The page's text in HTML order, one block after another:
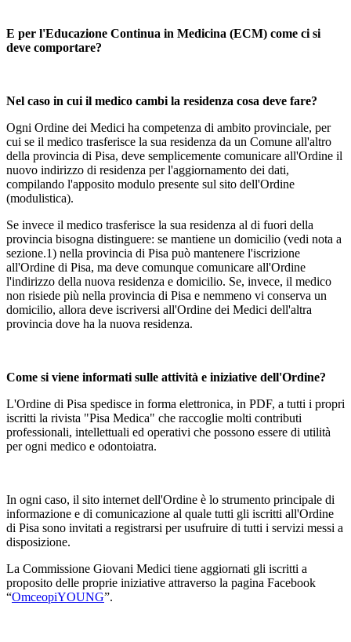
E per l'Educazione Continua in Medicina (ECM) come ci si
deve comportare?
Nel caso in cui il medico cambi la residenza cosa deve fare?
Ogni Ordine dei Medici ha competenza di ambito provinciale, per
cui se il medico trasferisce la sua residenza da un Comune all'altro
della provincia di Pisa, deve semplicemente comunicare all'Ordine il
nuovo indirizzo di residenza per l'aggiornamento dei dati,
compilando l'apposito modulo presente sul sito dell'Ordine
(modulistica).
Se invece il medico trasferisce la sua residenza al di fuori della
provincia bisogna distinguere: se mantiene un domicilio (vedi nota a
sezione.1) nella provincia di Pisa può mantenere l'iscrizione
all'Ordine di Pisa, ma deve comunque comunicare all'Ordine
l'indirizzo della nuova residenza e domicilio. Se, invece, il medico
non risiede più nella provincia di Pisa e nemmeno vi conserva un
domicilio, allora deve iscriversi all'Ordine dei Medici dell'altra
provincia dove ha la nuova residenza.
Come si viene informati sulle attività e iniziative dell'Ordine?
L'Ordine di Pisa spedisce in forma elettronica, in PDF, a tutti i propri
iscritti la rivista "Pisa Medica" che raccoglie molti contributi
professionali, intellettuali ed operativi che possono essere di utilità
per ogni medico e odontoiatra.
In ogni caso, il sito internet dell'Ordine è lo strumento principale di
informazione e di comunicazione al quale tutti gli iscritti all'Ordine
di Pisa sono invitati a registrarsi per usufruire di tutti i servizi messi a
disposizione.
La Commissione Giovani Medici tiene aggiornati gli iscritti a
proposito delle proprie iniziative attraverso la pagina Facebook
“OmceopiYOUNG”.